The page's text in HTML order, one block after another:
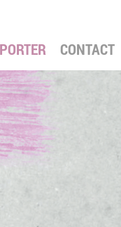
CONTACT